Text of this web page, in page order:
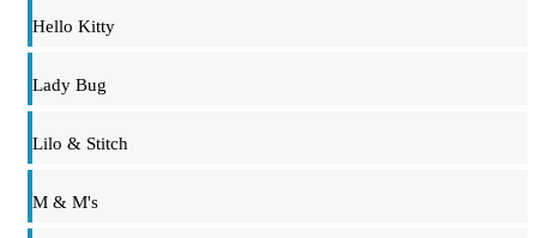
Hello Kitty
Lady Bug
Lilo & Stitch
M & M's